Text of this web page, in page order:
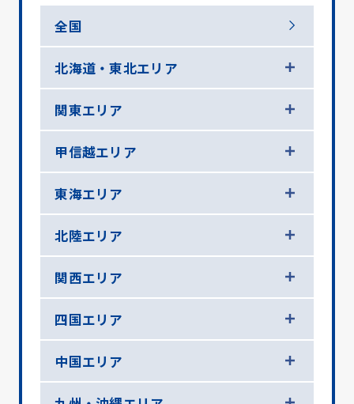
全国
北海道・東北エリア
関東エリア
甲信越エリア
東海エリア
北陸エリア
関西エリア
四国エリア
中国エリア